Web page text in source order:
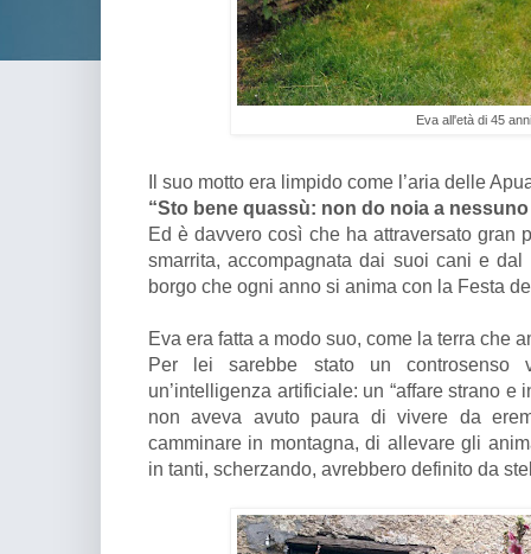
Eva all'età di 45 anni
Il suo motto era limpido come l’aria delle
“Sto bene quassù: non do noia a
Ed è davvero così che ha attraversato gran
smarrita, accompagnata dai suoi cani e
borgo che ogni anno si anima con la Festa
Eva era fatta a modo suo, come la terra che
Per lei sarebbe stato un controsenso
un’intelligenza artificiale: un “affare strano e
non aveva avuto paura di vivere da
camminare in montagna, di allevare gli
in tanti, scherzando, avrebbero definito da